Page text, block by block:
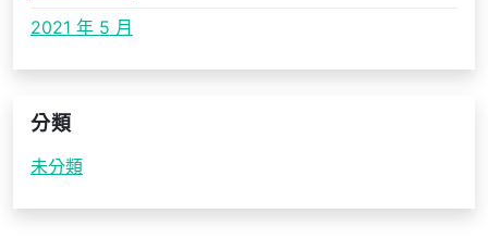
2021 年 5 月
分類
未分類